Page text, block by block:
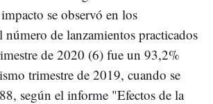
se observó en los
número de lanzamientos practicados
de 2020 (6) fue un 93,2%
trimestre de 2019, cuando se
según el informe "Efectos de la